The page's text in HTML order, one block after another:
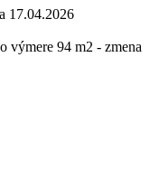
17.04.2026
výmere 94 m2 - zmena